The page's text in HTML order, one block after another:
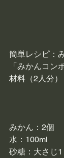
簡単レシピ：
「みかんコン
材料（2人分）
みかん：2個
水：100ml
砂糖：大さじ1